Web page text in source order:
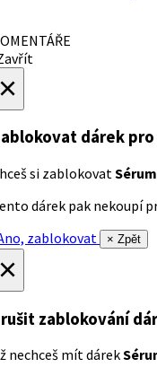
dárek
si zablokovat
dárek pak nekoupí
zablokovat
× Zpět
zablokování
nechceš mít dárek